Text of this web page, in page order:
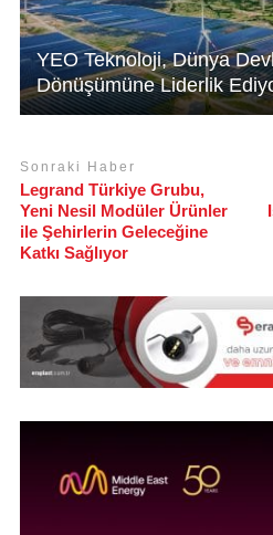
YEO Teknoloji, Dünya
Dönüşümüne Liderlik
Sonraki Haber
Legrand Türkiye Grubu,
Yeni Nesil Modüler Ürünler
ile Şehirlerin Geleceğine
Katkı Sağlıyor